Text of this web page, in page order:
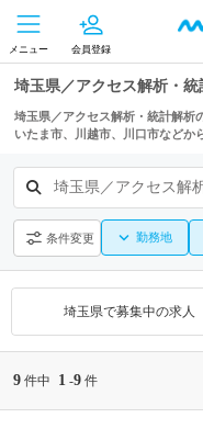
メニュー 会員登録
埼玉県／アクセス解析・
埼玉県／アクセス解析・統計解析
いたま市、川越市、川口市などか
埼玉県／アクセス解
条件変更 勤務地
埼玉県で募集中の求人
9 件中 1 -9 件